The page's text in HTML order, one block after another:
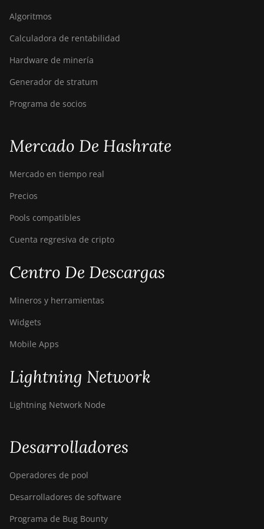
Bitdeer SealMiner A2
Bitdeer SealMiner A2 Hyd
Bitdeer SealMiner A2 Pro
Air
Bitdeer SealMiner A2 Pro
Hyd
Bitdeer SealMiner A3
Bitdeer SealMiner A3 Pro
Hydro
Air
Hydro
Bitdeer SealMiner DL1
Canaan Avalon A15-194T
Canaan Avalon A1566I
Canaan Avalon A15XP-
206T
Algoritmos
Calculadora de rentabilidad
Hardware de minería
Generador de stratum
Programa de socios
Mercado De Hashrate
Mercado en tiempo real
Precios
Pools compatibles
Cuenta regresiva de cripto
Centro De Descargas
Mineros y herramientas
Widgets
Mobile Apps
Lightning Network
Lightning Network Node
Desarrolladores
Operadores de pool
Desarrolladores de software
Programa de Bug Bounty